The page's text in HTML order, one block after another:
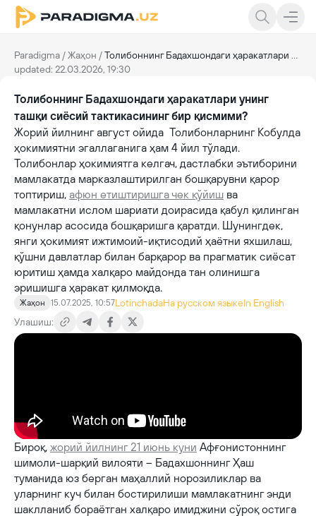
Paradigma /Жаҳон /Толибоннинг Бадахшондаги ҳаракатлари унинг ташқи сиёсий тактикасининг бир қисмими?
updated: 22.03.2026, 19:30
Толибоннинг Бадахшондаги ҳаракатлари унинг
ташқи сиёсий тактикасининг бир қисмими?
Жорий йилнинг август ойида Толибонларнинг Кобулда
ҳокимиятни эгаллаганига ҳам 4 йил тўлади.
Толибонлар ҳокимиятга келгач, дастлабки эътиборини
мамлакатда марказлаштирилган бошқарувни қарор
топтириш, афюн етиштиришга чек қўйиш ва
мамлакатни ислом шариати доирасида қабул қилинган
қонунлар асосида бошқаришга қаратди. Шунингдек,
янги ҳокимият ижтимоий-иқтисодий ҳаётни яхшилаш,
қўшни давлатлар билан барқарор ва прагматик сиёсат
юритиш ҳамда халқаро майдонда тан олинишга
эришишга ҳаракат қилмоқда.
Жаҳон 15.07.2025, 10:57LotinchadaНа русском языкеIn English
Улашиш:
Бироқ, жорий йилнинг 21 июнь куни Афғонистоннинг
шимоли-шарқий вилояти – Бадахшоннинг Ҳаш
туманида юз берган маҳаллий норозиликлар ва
уларнинг куч билан бостирилиши мамлакатнинг энди
шаклланиб бораётган халқаро имиджини сўроқ остига